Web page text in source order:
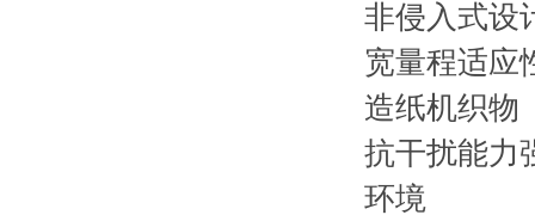
非侵入式设
宽量程适应
造纸机织物
抗干扰能力
环境